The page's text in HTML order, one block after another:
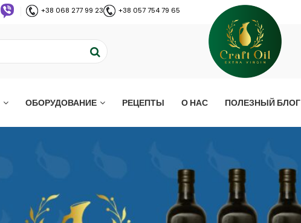
+38 068 277 99 23 +38 057 754 79 65
ОБОРУДОВАНИЕ РЕЦЕПТЫ О НАС ПОЛЕЗНЫЙ БЛОГ